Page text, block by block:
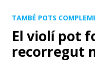
TAMBÉ POTS
El violí pot
recorregut